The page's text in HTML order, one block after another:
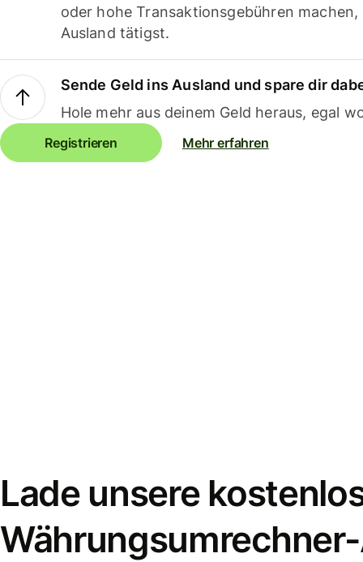
oder hohe Transaktionsgebühren
Ausland tätigst.
Sende Geld ins Ausland und spare dir
Hole mehr aus deinem Geld heraus, egal
Registrieren Mehr erfahren
Lade unsere